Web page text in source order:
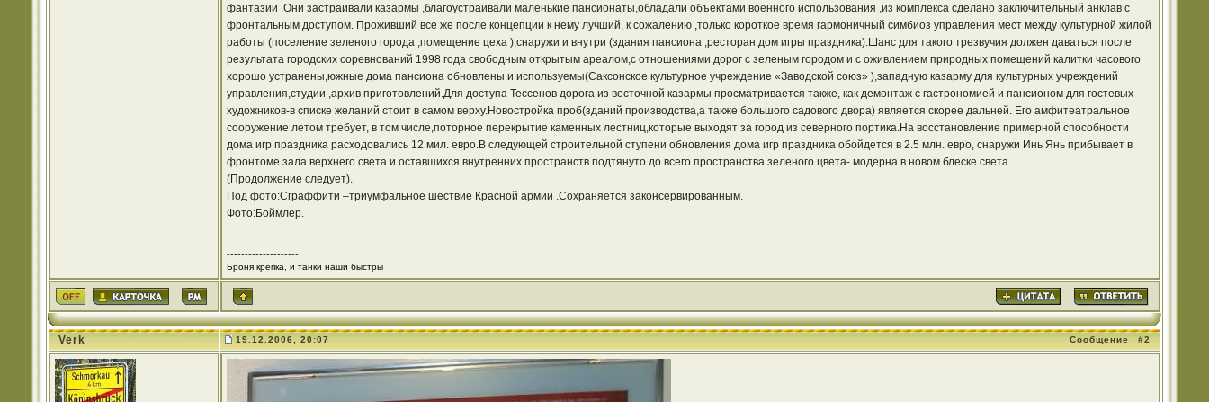
фантазии .Они застраивали казармы ,благоустраивали маленькие пансионаты,обладали объектами военного использования ,из комплекса сделано заключительный анклав с
фронтальным доступом. Проживший все же после концепции к нему лучший, к сожалению ,только короткое время гармоничный симбиоз управления мест между культурной жилой
работы (поселение зеленого города ,помещение цеха ),снаружи и внутри (здания пансиона ,ресторан,дом игры праздника).Шанс для такого трезвучия должен даваться после
результата городских соревнований 1998 года свободным открытым ареалом,с отношениями дорог с зеленым городом и с оживлением природных помещений калитки часового
хорошо устранены,южные дома пансиона обновлены и используемы(Саксонское культурное учреждение «Заводской союз» ),западную казарму для культурных учреждений
управления,cтудии ,архив приготовлений.Для доступа Тессенов дорога из восточной казармы просматривается также, как демонтаж с гастрономией и пансионом для гостевых
художников-в списке желаний стоит в самом верху.Новостройка проб(зданий производства,а также большого садового двора) является скорее дальней. Его амфитеатральное
сооружение летом требует, в том числе,поторное перекрытие каменных лестниц,которые выходят за город из северного портика.На восстановление примерной способности
дома игр праздника расходовались 12 мил. евро.В следующей строительной ступени обновления дома игр праздника обойдется в 2.5 млн. евро, снаружи Инь Янь прибывает в
фронтоме зала верхнего света и оставшихся внутренних пространств подтянуто до всего пространства зеленого цвета- модерна в новом блеске света.
(Продолжение следует).
Под фото:Сграффити –триумфальное шествие Красной армии .Сохраняется законсервированным.
Фото:Боймлер.
--------------------
Броня крепка, и танки наши быстры
Verk 19.12.2006, 20:07 Сообщение #2